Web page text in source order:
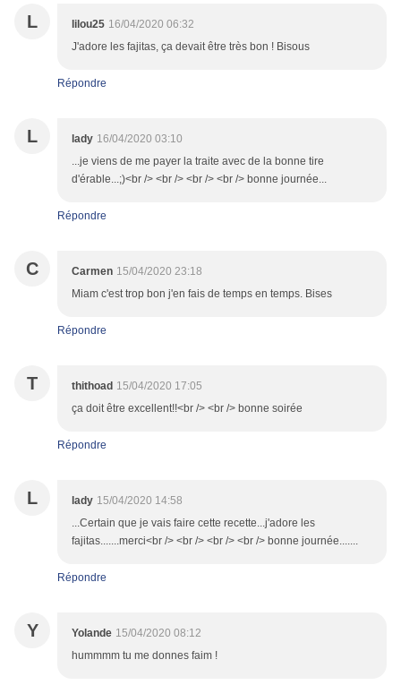
L lilou25 16/04/2020 06:32
J'adore les fajitas, ça devait être très bon ! Bisous
Répondre
L lady 16/04/2020 03:10
...je viens de me payer la traite avec de la bonne tire
d'érable...;)<br /> <br /> <br /> <br /> bonne journée...
Répondre
C Carmen 15/04/2020 23:18
Miam c'est trop bon j'en fais de temps en temps. Bises
Répondre
T thithoad 15/04/2020 17:05
ça doit être excellent!!<br /> <br /> bonne soirée
Répondre
L lady 15/04/2020 14:58
...Certain que je vais faire cette recette...j'adore les
fajitas.......merci<br /> <br /> <br /> <br /> bonne journée.......
Répondre
Y Yolande 15/04/2020 08:12
hummmm tu me donnes faim !